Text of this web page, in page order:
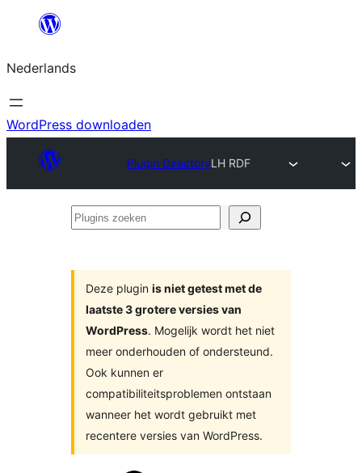
de
inhoud
Nederlands
WordPress downloaden
Plugin DirectoryLH RDF
Plugins
Deze plugin is niet getest met de
laatste 3 grotere versies van
WordPress. Mogelijk wordt het niet
meer onderhouden of ondersteund.
Ook kunnen er
compatibiliteitsproblemen ontstaan
wanneer het wordt gebruikt met
recentere versies van WordPress.